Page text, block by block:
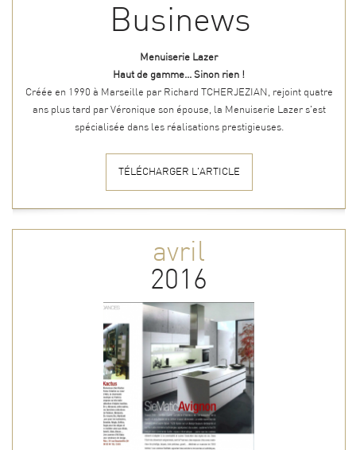
Businews
Menuiserie Lazer
Haut de gamme... Sinon rien !
Créée en 1990 à Marseille par Richard TCHERJEZIAN, rejoint quatre
ans plus tard par Véronique son épouse, la Menuiserie Lazer s'est
spécialisée dans les réalisations prestigieuses.
TÉLÉCHARGER L'ARTICLE
avril
2016